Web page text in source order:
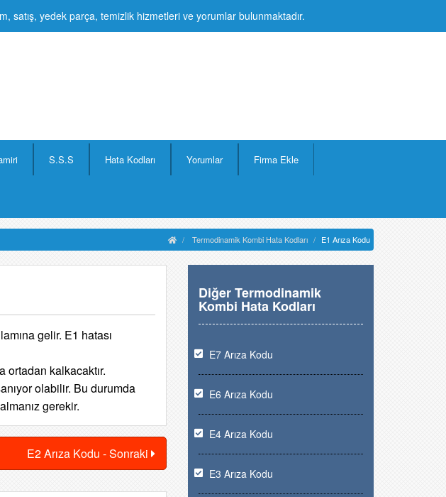
satış, yedek parça, temizlik hizmetleri ve yorumlar bulunmaktadır.
S.S.S Hata Kodları Yorumlar Firma Ekle
Termodinamik Kombi Hata Kodları E1 Arıza Kodu
gelir. E1 hatası
ortadan kalkacaktır.
olabilir. Bu durumda
gerekir.
E2 Arıza Kodu - Sonraki
Diğer Termodinamik
Kombi Hata Kodları
E7 Arıza Kodu
E6 Arıza Kodu
E4 Arıza Kodu
E3 Arıza Kodu